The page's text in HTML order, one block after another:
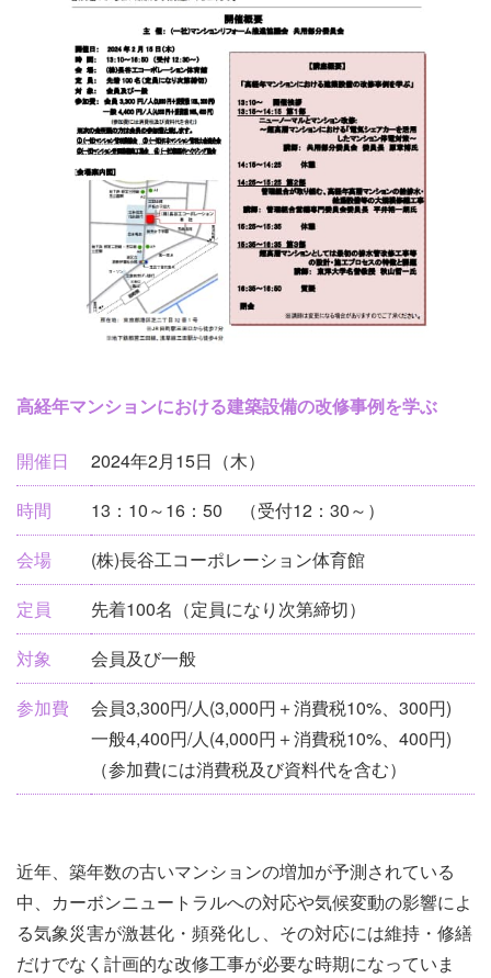
ベ
ン
ト
情
報
高経年マンションにおける建築設備の改修事例を学ぶ
開催日
2024年2月15日（木）
時間
13：10～16：50 （受付12：30～）
会場
(株)長谷工コーポレーション体育館
定員
先着100名（定員になり次第締切）
対象
会員及び一般
参加費
会員3,300円/人(3,000円＋消費税10%、300円)
一般4,400円/人(4,000円＋消費税10%、400円)
（参加費には消費税及び資料代を含む）
近年、築年数の古いマンションの増加が予測されている
中、カーボンニュートラルへの対応や気候変動の影響によ
る気象災害が激甚化・頻発化し、その対応には維持・修繕
だけでなく計画的な改修工事が必要な時期になっていま